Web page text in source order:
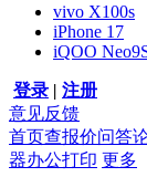
vivo X100s
iPhone 17
iQOO
登录 | 注册
意见反馈
首页查报价问答
器办公打印 更多